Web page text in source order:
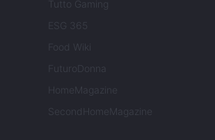
Tutto Gaming
ESG 365
Food Wiki
FuturoDonna
HomeMagazine
SecondHomeMagazine